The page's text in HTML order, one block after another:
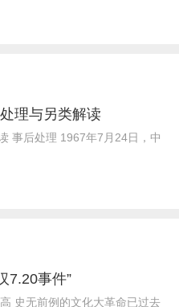
理与另类解读
事后处理 1967年7月24日，中
7.20事件”
史无前例的文化大革命已过去